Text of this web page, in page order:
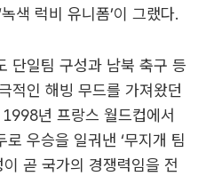
색 럭비 유니폼’이 그랬다.
단일팀 구성과 남북 축구 등
적인 해빙 무드를 가져왔던
년 프랑스 월드컵에서
우승을 일궈낸 ‘무지개 팀
곧 국가의 경쟁력임을 전